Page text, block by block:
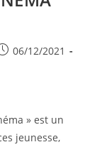
06/12/2021
» est un
jeunesse,